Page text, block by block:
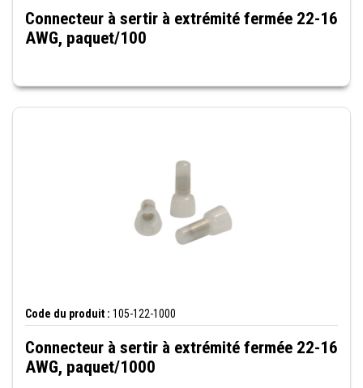
Connecteur à sertir à extrémité fermée 22-16
AWG, paquet/100
Code du produit : 105-122-1000
Connecteur à sertir à extrémité fermée 22-16
AWG, paquet/1000